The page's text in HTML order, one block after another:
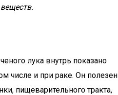
лука внутрь показано
числе и при раке. Он полезен
пищеварительного тракта,